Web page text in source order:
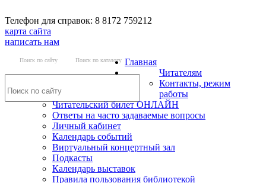
Телефон для справок: 8 8172 759212
карта сайта
написать нам
Поиск по сайту Поиск по каталогу Главная
Читателям
Контакты, режим
работы
Читательский билет ОНЛАЙН
Ответы на часто задаваемые вопросы
Личный кабинет
Календарь событий
Виртуальный концертный зал
Подкасты
Календарь выставок
Правила пользования библиотекой